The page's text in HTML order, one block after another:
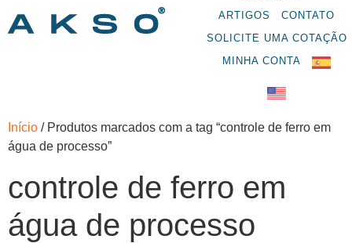
ARTIGOS
CONTATO
SOLICITE UMA COTAÇÃO
MINHA CONTA
Início / Produtos marcados com a tag “controle de ferro em
água de processo”
controle de ferro em
água de processo